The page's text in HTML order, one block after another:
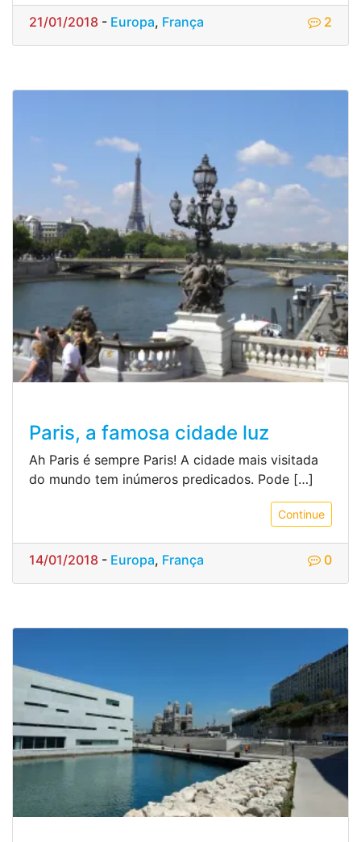
21/01/2018 - Europa, França 2
Paris, a famosa cidade luz
Ah Paris é sempre Paris! A cidade mais visitada
do mundo tem inúmeros predicados. Pode […]
Continue
14/01/2018 - Europa, França 0